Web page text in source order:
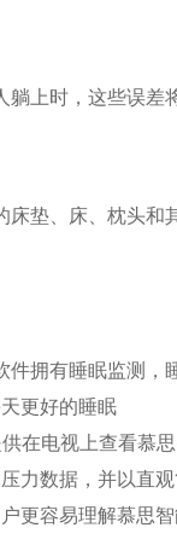
上时，这些误差
床垫、床、枕头和
拥有睡眠监测，
更好的睡眠
在电视上查看慕
力数据，并以直
更容易理解慕思